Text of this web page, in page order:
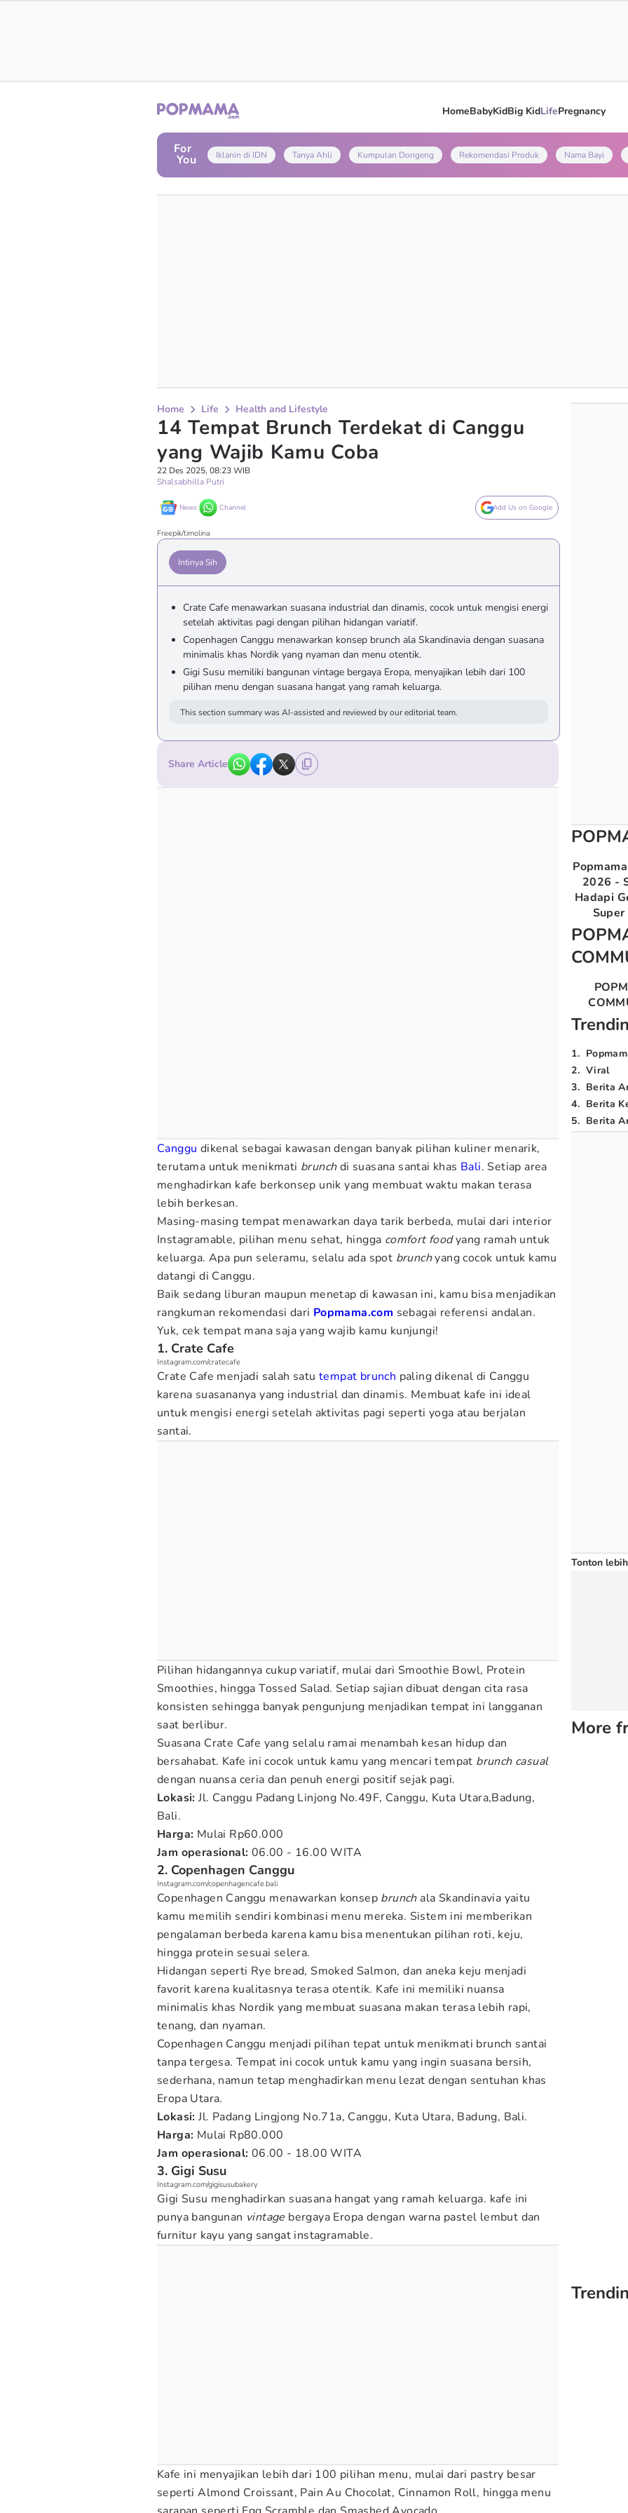
HomeBabyKidBig KidLifePregnancy
For
You Iklanin di IDN Tanya Ahli Kumpulan Dongeng Rekomendasi Produk Nama Bayi
Home Life Health and Lifestyle
14 Tempat Brunch Terdekat di Canggu
yang Wajib Kamu Coba
22 Des 2025, 08:23 WIB
Shalsabhilla Putri
News Channel Add Us on Google
Freepik/timolina
Intinya Sih
Crate Cafe menawarkan suasana industrial dan dinamis, cocok untuk mengisi energi
setelah aktivitas pagi dengan pilihan hidangan variatif.
Copenhagen Canggu menawarkan konsep brunch ala Skandinavia dengan suasana
minimalis khas Nordik yang nyaman dan menu otentik.
Gigi Susu memiliki bangunan vintage bergaya Eropa, menyajikan lebih dari 100
pilihan menu dengan suasana hangat yang ramah keluarga.
This section summary was AI-assisted and reviewed by our editorial team.
Share Article
Canggu dikenal sebagai kawasan dengan banyak pilihan kuliner menarik,
terutama untuk menikmati brunchdi suasana santai khas Bali. Setiap area
menghadirkan kafe berkonsep unik yang membuat waktu makan terasa
lebih berkesan.
Masing-masing tempat menawarkan daya tarik berbeda, mulai dari interior
Instagramable, pilihan menu sehat, hingga comfort foodyang ramah untuk
keluarga. Apa pun seleramu, selalu ada spot brunchyang cocok untuk kamu
datangi di Canggu.
Baik sedang liburan maupun menetap di kawasan ini, kamu bisa menjadikan
rangkuman rekomendasi dari Popmama.com sebagai referensi andalan.
Yuk, cek tempat mana saja yang wajib kamu kunjungi!
1. Crate Cafe
Instagram.com/cratecafe
Crate Cafe menjadi salah satu tempat brunch paling dikenal di Canggu
karena suasananya yang industrial dan dinamis. Membuat kafe ini ideal
untuk mengisi energi setelah aktivitas pagi seperti yoga atau berjalan
santai.
Pilihan hidangannya cukup variatif, mulai dari Smoothie Bowl, Protein
Smoothies, hingga Tossed Salad. Setiap sajian dibuat dengan cita rasa
konsisten sehingga banyak pengunjung menjadikan tempat ini langganan
saat berlibur.
Suasana Crate Cafe yang selalu ramai menambah kesan hidup dan
bersahabat. Kafe ini cocok untuk kamu yang mencari tempat brunch casual
dengan nuansa ceria dan penuh energi positif sejak pagi.
Lokasi:Jl. Canggu Padang Linjong No.49F, Canggu, Kuta Utara,Badung,
Bali.
Harga: Mulai Rp60.000
Jam operasional: 06.00 - 16.00 WITA
2. Copenhagen Canggu
Instagram.com/copenhagencafe.bali
Copenhagen Canggu menawarkan konsep brunchala Skandinavia yaitu
kamu memilih sendiri kombinasi menu mereka. Sistem ini memberikan
pengalaman berbeda karena kamu bisa menentukan pilihan roti, keju,
hingga protein sesuai selera.
Hidangan seperti Rye bread, Smoked Salmon, dan aneka keju menjadi
favorit karena kualitasnya terasa otentik. Kafe ini memiliki nuansa
minimalis khas Nordik yang membuat suasana makan terasa lebih rapi,
tenang, dan nyaman.
Copenhagen Canggu menjadi pilihan tepat untuk menikmati brunch santai
tanpa tergesa. Tempat ini cocok untuk kamu yang ingin suasana bersih,
sederhana, namun tetap menghadirkan menu lezat dengan sentuhan khas
Eropa Utara.
Lokasi: Jl. Padang Lingjong No.71a, Canggu, Kuta Utara, Badung, Bali.
Harga: Mulai Rp80.000
Jam operasional: 06.00 - 18.00 WITA
3. Gigi Susu
Instagram.com/gigisusubakery
Gigi Susu menghadirkan suasana hangat yang ramah keluarga. kafe ini
punya bangunan vintage bergaya Eropa dengan warna pastel lembut dan
furnitur kayu yang sangat instagramable.
Kafe ini menyajikan lebih dari 100 pilihan menu, mulai dari pastry besar
seperti Almond Croissant, Pain Au Chocolat, Cinnamon Roll, hingga menu
2026 -
Hadapi
1.
2. Viral
3. Berita
4. Berita
5. Berita
Tonton
More